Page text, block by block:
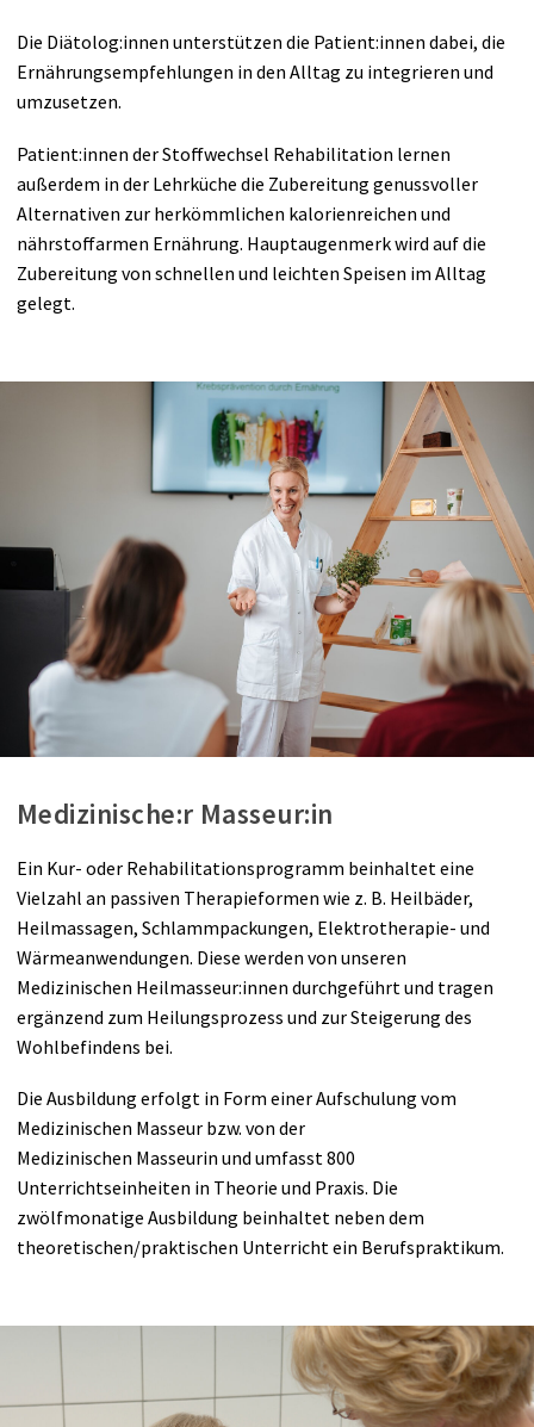
Die Diätolog:innen unterstützen die Patient:innen dabei, die
Ernährungsempfehlungen in den Alltag zu integrieren und
umzusetzen.
Patient:innen der Stoffwechsel Rehabilitation lernen
außerdem in der Lehrküche die Zubereitung genussvoller
Alternativen zur herkömmlichen kalorienreichen und
nährstoffarmen Ernährung. Hauptaugenmerk wird auf die
Zubereitung von schnellen und leichten Speisen im Alltag
gelegt.
Medizinische:r Masseur:in
Ein Kur- oder Rehabilitationsprogramm beinhaltet eine
Vielzahl an passiven Therapieformen wie z. B. Heilbäder,
Heilmassagen, Schlammpackungen, Elektrotherapie- und
Wärmeanwendungen. Diese werden von unseren
Medizinischen Heilmasseur:innen durchgeführt und tragen
ergänzend zum Heilungsprozess und zur Steigerung des
Wohlbefindens bei.
Die Ausbildung erfolgt in Form einer Aufschulung vom
Medizinischen Masseur bzw. von der
Medizinischen Masseurin und umfasst 800
Unterrichtseinheiten in Theorie und Praxis. Die
zwölfmonatige Ausbildung beinhaltet neben dem
theoretischen/praktischen Unterricht ein Berufspraktikum.